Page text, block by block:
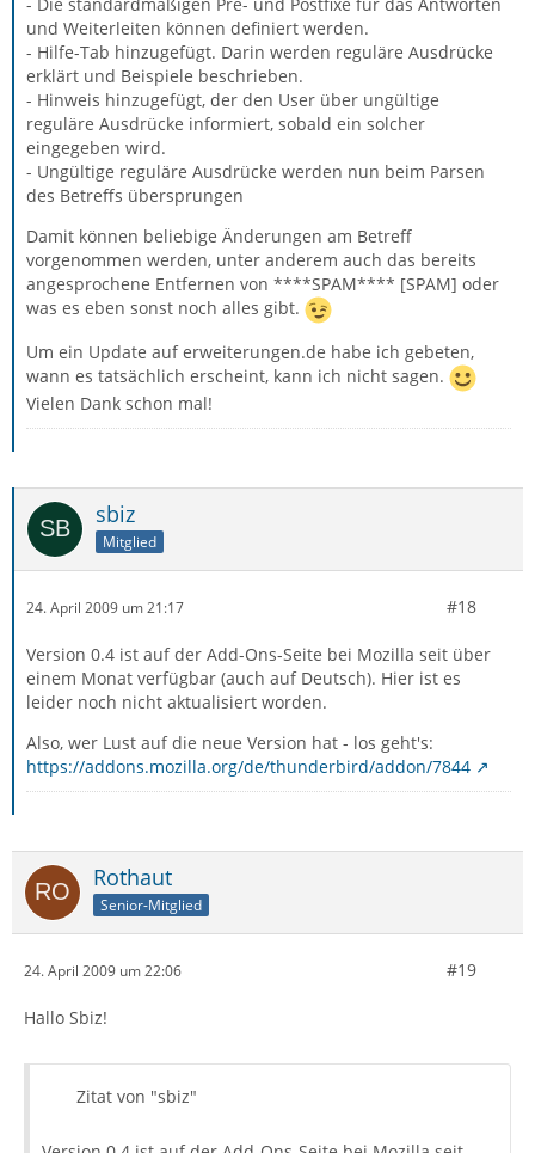
und Weiterleiten können definiert werden.
- Hilfe-Tab hinzugefügt. Darin werden reguläre Ausdrücke
erklärt und Beispiele beschrieben.
- Hinweis hinzugefügt, der den User über ungültige
reguläre Ausdrücke informiert, sobald ein solcher
eingegeben wird.
- Ungültige reguläre Ausdrücke werden nun beim Parsen
des Betreffs übersprungen
Damit können beliebige Änderungen am Betreff
vorgenommen werden, unter anderem auch das bereits
angesprochene Entfernen von ****SPAM**** [SPAM] oder
was es eben sonst noch alles gibt.
Um ein Update auf erweiterungen.de habe ich gebeten,
wann es tatsächlich erscheint, kann ich nicht sagen.
Vielen Dank schon mal!
sbiz
Mitglied
24. April 2009 um 21:17 #18
Version 0.4 ist auf der Add-Ons-Seite bei Mozilla seit über
einem Monat verfügbar (auch auf Deutsch). Hier ist es
leider noch nicht aktualisiert worden.
Also, wer Lust auf die neue Version hat - los geht's:
https://addons.mozilla.org/de/thunderbird/addon/7844
Rothaut
Senior-Mitglied
24. April 2009 um 22:06 #19
Hallo Sbiz!
Zitat von "sbiz"